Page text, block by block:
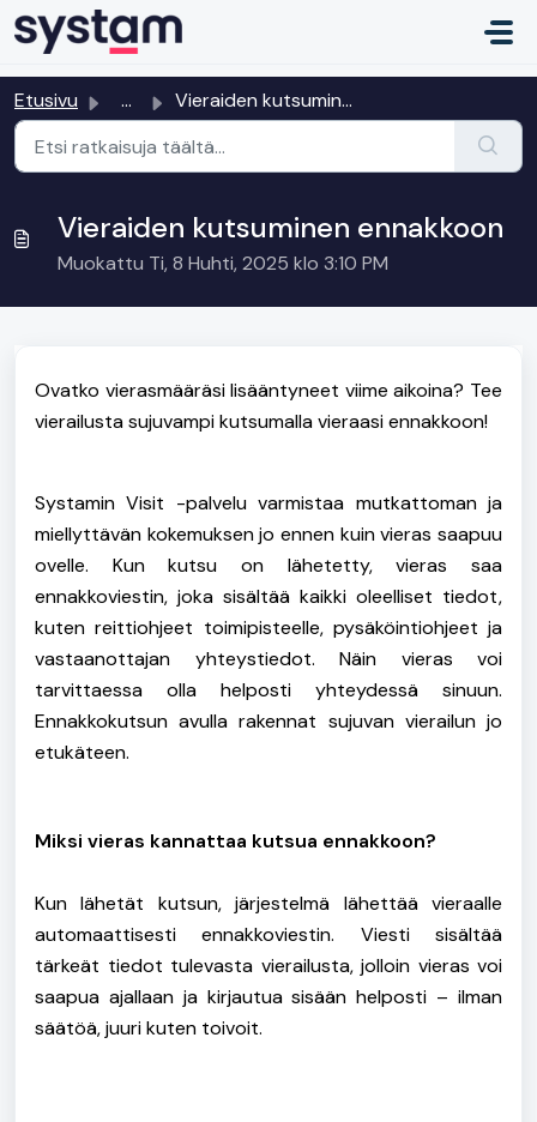
Siirry pääsisältöön
Etusivu ... Vieraiden kutsuminen ennakkoon
Vieraiden kutsuminen ennakkoon
Muokattu Ti, 8 Huhti, 2025 klo 3:10 PM
Ovatko vierasmääräsi lisääntyneet viime aikoina? Tee
vierailusta sujuvampi kutsumalla vieraasi ennakkoon!
Systamin Visit -palvelu varmistaa mutkattoman ja
miellyttävän kokemuksen jo ennen kuin vieras saapuu
ovelle. Kun kutsu on lähetetty, vieras saa
ennakkoviestin, joka sisältää kaikki oleelliset tiedot,
kuten reittiohjeet toimipisteelle, pysäköintiohjeet ja
vastaanottajan yhteystiedot. Näin vieras voi
tarvittaessa olla helposti yhteydessä sinuun.
Ennakkokutsun avulla rakennat sujuvan vierailun jo
etukäteen.
Miksi vieras kannattaa kutsua ennakkoon?
Kun lähetät kutsun, järjestelmä lähettää vieraalle
automaattisesti ennakkoviestin. Viesti sisältää
tärkeät tiedot tulevasta vierailusta, jolloin vieras voi
saapua ajallaan ja kirjautua sisään helposti – ilman
säätöä, juuri kuten toivoit.